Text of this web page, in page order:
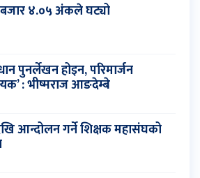
४.०५ अंकले घट्यो
पुनर्लेखन होइन, परिमार्जन
: भीष्मराज आङदेम्बे
आन्दोलन गर्ने शिक्षक महासंघको